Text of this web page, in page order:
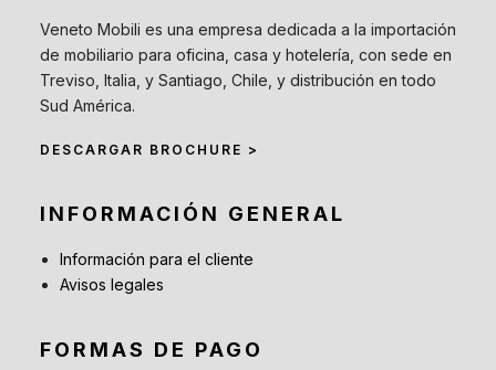
Veneto Mobili es una empresa dedicada a la importación
de mobiliario para oficina, casa y hotelería, con sede en
Treviso, Italia, y Santiago, Chile, y distribución en todo
Sud América.
DESCARGAR BROCHURE >
INFORMACIÓN GENERAL
Información para el cliente
Avisos legales
FORMAS DE PAGO